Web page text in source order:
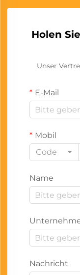
Holen
Unser
E-Mail
Mobil
Code
Name
Nachricht